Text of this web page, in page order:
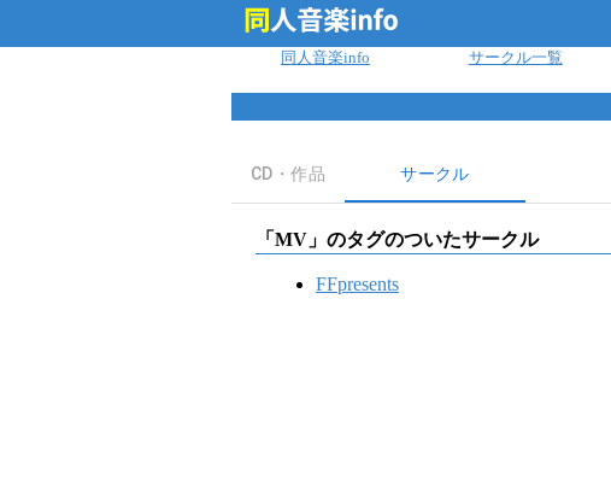
同人音楽info サークル一覧
CD・作品 サークル
「 MV 」のタグのついたサークル
FFpresents